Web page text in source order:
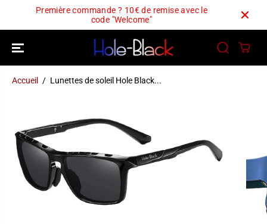
PASSER AU
CONTENU
Première commande ? 10€ de remise avec le
code "Welcome"
Accueil
Lunettes de soleil Hole Black...